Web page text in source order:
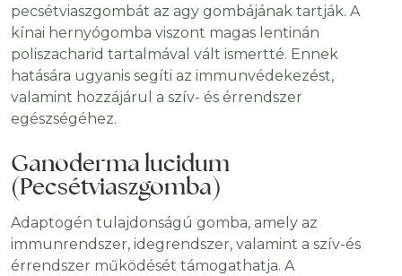
pecsétviaszgombát az agy gombájának tartják. A
kínai hernyógomba viszont magas lentinán
poliszacharid tartalmával vált ismertté. Ennek
hatására ugyanis segíti az immunvédekezést,
valamint hozzájárul a szív- és érrendszer
egészségéhez.
Ganoderma lucidum
(Pecsétviaszgomba)
Adaptogén tulajdonságú gomba, amely az
immunrendszer, idegrendszer, valamint a szív-és
érrendszer működését támogathatja. A